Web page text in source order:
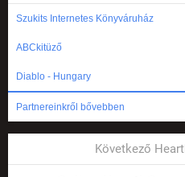
Szukits Internetes Könyváruház
ABCkitüző
Diablo - Hungary
Partnereinkről bővebben
Következő